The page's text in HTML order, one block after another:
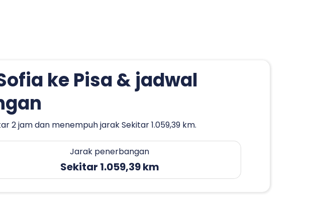
ke Pisa & jadwal
2 jam dan menempuh jarak Sekitar 1.059,39 km.
Jarak penerbangan
Sekitar 1.059,39 km